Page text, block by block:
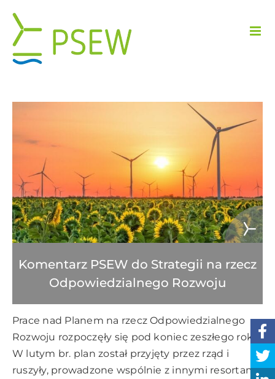
zawartości
Komentarz PSEW do Strategii na rzecz
Odpowiedzialnego Rozwoju
Prace nad Planem na rzecz Odpowiedzialnego
Rozwoju rozpoczęły się pod koniec zeszłego roku.
W lutym br. plan został przyjęty przez rząd i
ruszyły, prowadzone wspólnie z innymi resortami,